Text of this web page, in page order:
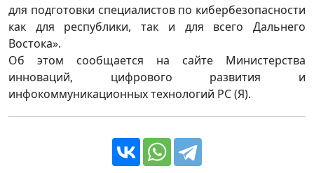
для подготовки специалистов по кибербезопасности
как для республики, так и для всего Дальнего
Востока».
Об этом сообщается на сайте Министерства
инноваций, цифрового развития и
инфокоммуникационных технологий РС (Я).